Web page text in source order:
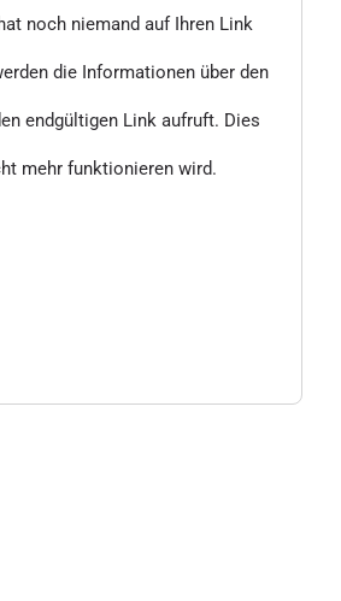
noch niemand auf Ihren Link
die Informationen über den
endgültigen Link aufruft. Dies
mehr funktionieren wird.